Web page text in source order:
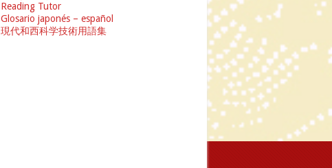
Reading Tutor
Glosario japonés – español
現代和西科学技術用語集